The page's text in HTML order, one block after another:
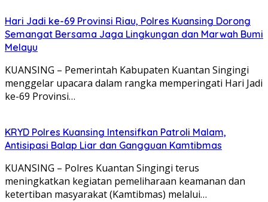
Hari Jadi ke-69 Provinsi Riau, Polres Kuansing Dorong
Semangat Bersama Jaga Lingkungan dan Marwah Bumi
Melayu
KUANSING – Pemerintah Kabupaten Kuantan Singingi
menggelar upacara dalam rangka memperingati Hari Jadi
ke-69 Provinsi…
KRYD Polres Kuansing Intensifkan Patroli Malam,
Antisipasi Balap Liar dan Gangguan Kamtibmas
KUANSING – Polres Kuantan Singingi terus
meningkatkan kegiatan pemeliharaan keamanan dan
ketertiban masyarakat (Kamtibmas) melalui…